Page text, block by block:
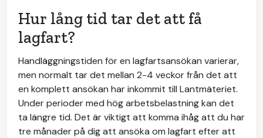
Hur lång tid tar det att få
lagfart?
Handläggningstiden för en lagfartsansökan varierar,
men normalt tar det mellan 2-4 veckor från det att
en komplett ansökan har inkommit till Lantmäteriet.
Under perioder med hög arbetsbelastning kan det
ta längre tid. Det är viktigt att komma ihåg att du har
tre månader på dig att ansöka om lagfart efter att